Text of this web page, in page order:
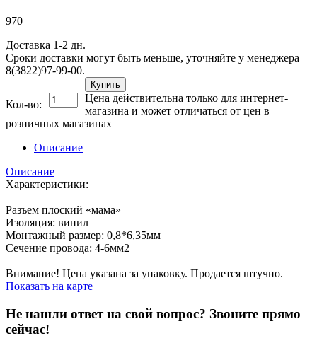
970
Доставка 1-2 дн.
Сроки доставки могут быть меньше, уточняйте у менеджера
8(3822)97-99-00.
Кол-во:
Купить
Цена действительна только для интернет-
магазина и может отличаться от цен в
розничных магазинах
Описание
Описание
Характеристики:
Разъем плоский «мама»
Изоляция: винил
Монтажный размер: 0,8*6,35мм
Сечение провода: 4-6мм2
Внимание! Цена указана за упаковку. Продается штучно.
Показать на карте
Не нашли ответ на свой вопрос? Звоните прямо
сейчас!